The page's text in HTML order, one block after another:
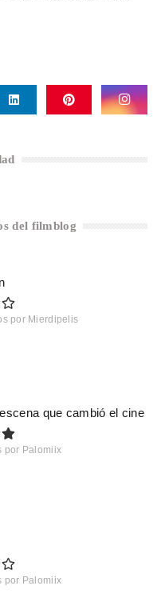
del filmblog
por Mierdipelis
que cambió el cine
por Palomiix
por Palomiix